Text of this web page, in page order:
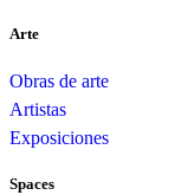
Arte
Obras de arte
Artistas
Exposiciones
Spaces